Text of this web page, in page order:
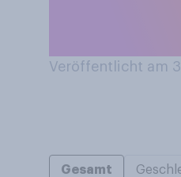
Veröffentlicht am
Gesamt